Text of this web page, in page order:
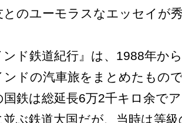
とのユーモラスなエッセイが
ンド鉄道紀行』は、1988年か
ンドの汽車旅をまとめたもの
国鉄は総延長6万2千キロ余で
並ぶ鉄道大国だが、当時は等